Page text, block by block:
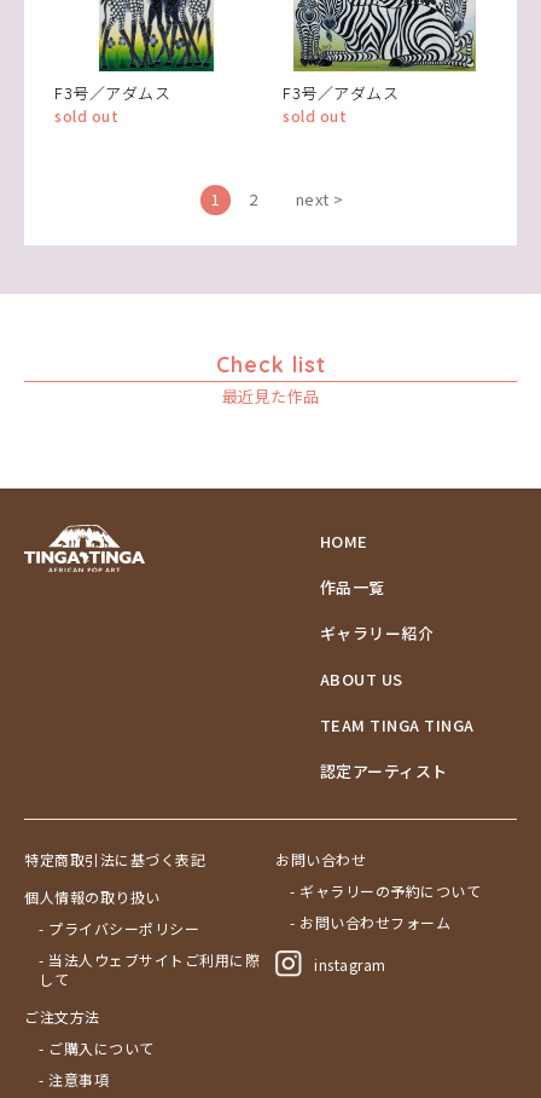
F3号／アダムス
sold out
F3号／アダムス
sold out
1 2 next >
Check list
最近見た作品
HOME
作品一覧
ギャラリー紹介
ABOUT US
TEAM TINGA TINGA
認定アーティスト
特定商取引法に基づく表記
個人情報の取り扱い
- プライバシーポリシー
- 当法人ウェブサイトご利用に際
して
ご注文方法
- ご購入について
- 注意事項
お問い合わせ
- ギャラリーの予約について
- お問い合わせフォーム
instagram